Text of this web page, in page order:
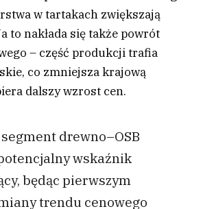
w tartakach zwiększają
to nakłada się także powrót
– część produkcji trafia
co zmniejsza krajową
dalszy wzrost cen.
drewno–OSB
wskaźnik
będąc pierwszym
trendu cenowego